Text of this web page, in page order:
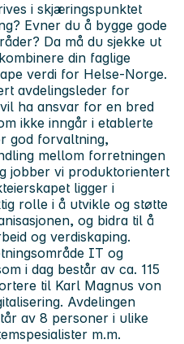
i skjæringspunktet
Evner du å bygge gode
Da må du sjekke ut
din faglige
verdi for Helse-Norge.
avdelingsleder for
ha ansvar for en bred
ikke inngår i etablerte
god forvaltning,
mellom forretningen
jobber vi produktorientert
ligger i
rolle i å utvikle og støtte
og bidra til å
og verdiskaping.
IT og
i dag består av ca. 115
til Karl Magnus von
Avdelingen
av 8 personer i ulike
m.m.